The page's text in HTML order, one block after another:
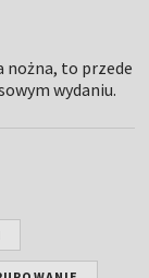
nożna, to przede
wydaniu.